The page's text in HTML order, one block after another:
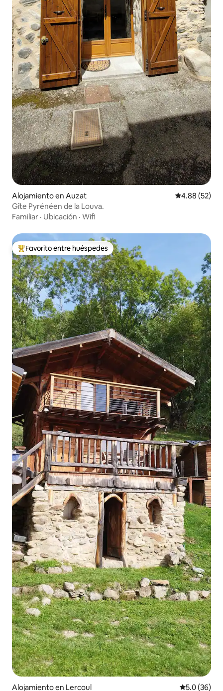
Alojamiento en Auzat Calificación
4.88 (52)
Gîte Pyrénéen de la Louva.
Familiar · Ubicación · Wifi
Favorito entre huéspedes preferido
Favorito entre huéspedes
Alojamiento en Lercoul Calificación
5.0 (36)